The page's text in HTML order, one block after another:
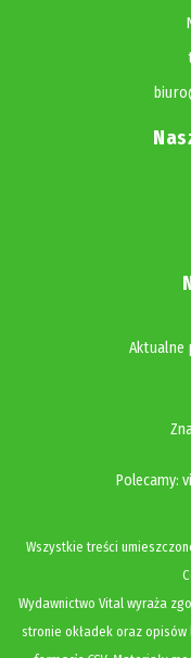
Aktualne
Polecamy:
Wszystkie treści
Wydawnictwo Vital wyraża
stronie okładek oraz opisów